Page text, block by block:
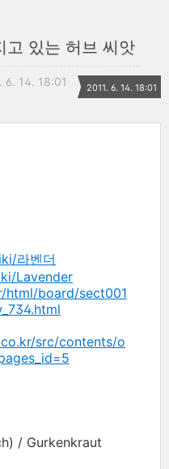
고 있는 허브 씨앗
6. 14. 18:01 2011. 6. 14. 18:01
라벤더
Lavender
html/board/sect001
src/contents/o
/ Gurkenkraut